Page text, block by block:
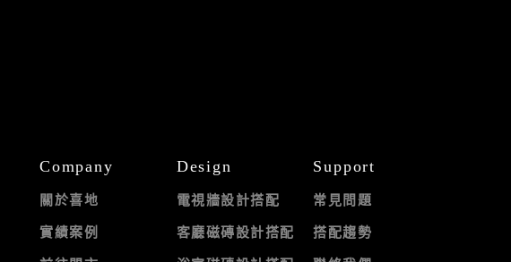
Company
關於喜地
實績案例
Design
電視牆設計搭配
客廳磁磚設計搭配
Support
常見問題
搭配趨勢